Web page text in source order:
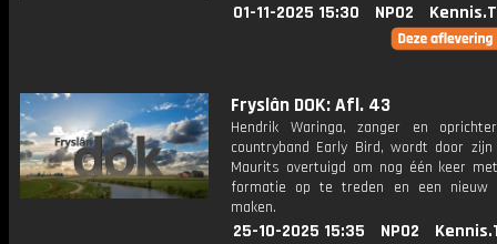
01-11-2025 15:30 NPO2
Fryslân DOK: Afl. 43
Hendrik Waringa, zanger en
countryband Early Bird, wordt door zijn
Maurits overtuigd om nog één keer
formatie op te treden en een nieuw
maken.
25-10-2025 15:35 NPO2